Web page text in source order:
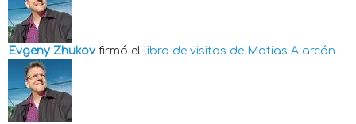
Evgeny Zhukov firmó el libro de visitas de Matias Alarcón